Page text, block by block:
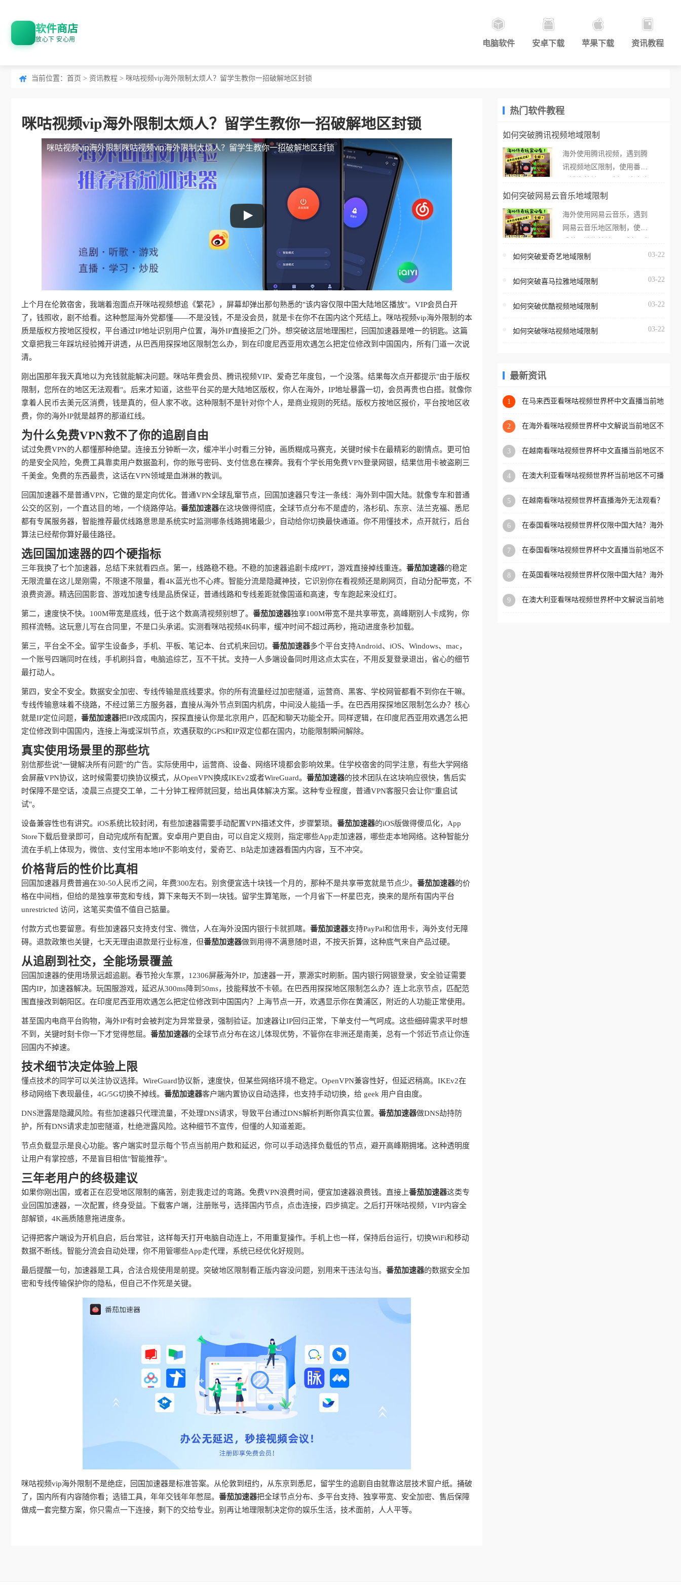
软件商店
放心下 安心用 电脑软件 安卓下载 苹果下载 资讯教程
当前位置： 首页 > 资讯教程 > 咪咕视频vip海外限制太烦人？留学生教你一招破解地区封锁
咪咕视频vip海外限制太烦人？留学生教你一招破解地区封锁
咪咕视频vip海外限制咪咕视频vip海外限制太烦人？留学生教你一招破解地区封锁
上个月在伦敦宿舍，我端着泡面点开咪咕视频想追《繁花》，屏幕却弹出那句熟悉的"该内容仅限中国大陆地区播放"。VIP会员白开
了，钱照收，剧不给看。这种憋屈海外党都懂——不是没钱，不是没会员，就是卡在你不在国内这个死结上。咪咕视频vip海外限制的本
质是版权方按地区授权，平台通过IP地址识别用户位置，海外IP直接拒之门外。想突破这层地理围栏，回国加速器是唯一的钥匙。这篇
文章把我三年踩坑经验摊开讲透，从巴西用探探地区限制怎么办，到在印度尼西亚用欢遇怎么把定位修改到中国国内，所有门道一次说
清。
刚出国那年我天真地以为充钱就能解决问题。咪咕年费会员、腾讯视频VIP、爱奇艺年度包，一个没落。结果每次点开都提示"由于版权
限制，您所在的地区无法观看"。后来才知道，这些平台买的是大陆地区版权，你人在海外，IP地址暴露一切，会员再贵也白搭。就像你
拿着人民币去美元区消费，钱是真的，但人家不收。这种限制不是针对你个人，是商业规则的死结。版权方按地区报价，平台按地区收
费，你的海外IP就是越界的那道红线。
为什么免费VPN救不了你的追剧自由
试过免费VPN的人都懂那种绝望。连接五分钟断一次，缓冲半小时看三分钟，画质糊成马赛克，关键时候卡在最精彩的剧情点。更可怕
的是安全风险，免费工具靠卖用户数据盈利，你的账号密码、支付信息在裸奔。我有个学长用免费VPN登录网银，结果信用卡被盗刷三
千美金。免费的东西最贵，这话在VPN领域是血淋淋的教训。
回国加速器不是普通VPN，它做的是定向优化。普通VPN全球乱窜节点，回国加速器只专注一条线：海外到中国大陆。就像专车和普通
公交的区别，一个直达目的地，一个绕路停站。 番茄加速器在这块做得彻底，全球节点分布不是虚的，洛杉矶、东京、法兰克福、悉尼
都有专属服务器，智能推荐最优线路意思是系统实时监测哪条线路拥堵最少，自动给你切换最快通道。你不用懂技术，点开就行，后台
算法已经帮你算好最佳路径。
选回国加速器的四个硬指标
三年我换了七个加速器，总结下来就看四点。第一，线路稳不稳。不稳的加速器追剧卡成PPT，游戏直接掉线重连。 番茄加速器的稳定
无限流量在这儿是刚需，不限速不限量，看4K蓝光也不心疼。智能分流是隐藏神技，它识别你在看视频还是刷网页，自动分配带宽，不
浪费资源。精选回国影音、游戏加速专线是品质保证，普通线路和专线差距就像国道和高速，专车跑起来没红灯。
第二，速度快不快。100M带宽是底线，低于这个数高清视频别想了。 番茄加速器独享100M带宽不是共享带宽，高峰期别人卡成狗，你
照样流畅。这玩意儿写在合同里，不是口头承诺。实测看咪咕视频4K码率，缓冲时间不超过两秒，拖动进度条秒加载。
第三，平台全不全。留学生设备多，手机、平板、笔记本、台式机来回切。 番茄加速器多个平台支持Android、iOS、Windows、mac，
一个账号四端同时在线，手机刷抖音，电脑追综艺，互不干扰。支持一人多端设备同时用这点太实在，不用反复登录退出，省心的细节
最打动人。
第四，安全不安全。数据安全加密、专线传输是底线要求。你的所有流量经过加密隧道，运营商、黑客、学校网管都看不到你在干嘛。
专线传输意味着不绕路，不经过第三方服务器，直接从海外节点到国内机房，中间没人能插一手。在巴西用探探地区限制怎么办？核心
就是IP定位问题， 番茄加速器把IP改成国内，探探直接认你是北京用户，匹配和聊天功能全开。同样逻辑，在印度尼西亚用欢遇怎么把
定位修改到中国国内，连接上海或深圳节点，欢遇获取的GPS和IP双定位都在国内，功能限制瞬间解除。
真实使用场景里的那些坑
别信那些说"一键解决所有问题"的广告。实际使用中，运营商、设备、网络环境都会影响效果。住学校宿舍的同学注意，有些大学网络
会屏蔽VPN协议，这时候需要切换协议模式，从OpenVPN换成IKEv2或者WireGuard。 番茄加速器的技术团队在这块响应很快，售后实
时保障不是空话，凌晨三点提交工单，二十分钟工程师就回复，给出具体解决方案。这种专业程度，普通VPN客服只会让你"重启试
试"。
设备兼容性也有讲究。iOS系统比较封闭，有些加速器需要手动配置VPN描述文件，步骤繁琐。 番茄加速器的iOS版做得傻瓜化，App
Store下载后登录即可，自动完成所有配置。安卓用户更自由，可以自定义规则，指定哪些App走加速器，哪些走本地网络。这种智能分
流在手机上体现为，微信、支付宝用本地IP不影响支付，爱奇艺、B站走加速器看国内内容，互不冲突。
价格背后的性价比真相
回国加速器月费普遍在30-50人民币之间，年费300左右。别贪便宜选十块钱一个月的，那种不是共享带宽就是节点少。 番茄加速器的价
格在中间档，但给的是独享带宽和专线，算下来每天不到一块钱。留学生算笔账，一个月省下一杯星巴克，换来的是所有国内平台
unrestricted 访问，这笔买卖值不值自己掂量。
付款方式也要留意。有些加速器只支持支付宝、微信，人在海外没国内银行卡就抓瞎。 番茄加速器支持PayPal和信用卡，海外支付无障
碍。退款政策也关键，七天无理由退款是行业标准，但番茄加速器做到用得不满意随时退，不按天折算，这种底气来自产品过硬。
从追剧到社交，全能场景覆盖
回国加速器的使用场景远超追剧。春节抢火车票，12306屏蔽海外IP，加速器一开，票源实时刷新。国内银行网银登录，安全验证需要
国内IP，加速器解决。玩国服游戏，延迟从300ms降到50ms，技能释放不卡顿。在巴西用探探地区限制怎么办？连上北京节点，匹配范
围直接改到朝阳区。在印度尼西亚用欢遇怎么把定位修改到中国国内？上海节点一开，欢遇显示你在黄浦区，附近的人功能正常使用。
甚至国内电商平台购物，海外IP有时会被判定为异常登录，强制验证。加速器让IP回归正常，下单支付一气呵成。这些细碎需求平时想
不到，关键时刻卡你一下才觉得憋屈。 番茄加速器的全球节点分布在这儿体现优势，不管你在非洲还是南美，总有一个邻近节点让你连
回国内不掉速。
技术细节决定体验上限
懂点技术的同学可以关注协议选择。WireGuard协议新，速度快，但某些网络环境不稳定。OpenVPN兼容性好，但延迟稍高。IKEv2在
移动网络下表现最佳，4G/5G切换不掉线。 番茄加速器客户端内置协议自动选择，也支持手动切换，给 geek 用户自由度。
DNS泄露是隐藏风险。有些加速器只代理流量，不处理DNS请求，导致平台通过DNS解析判断你真实位置。 番茄加速器做DNS劫持防
护，所有DNS请求走加密隧道，杜绝泄露风险。这种细节不宣传，但懂的人知道差距。
节点负载显示是良心功能。客户端实时显示每个节点当前用户数和延迟，你可以手动选择负载低的节点，避开高峰期拥堵。这种透明度
让用户有掌控感，不是盲目相信"智能推荐"。
三年老用户的终极建议
如果你刚出国，或者正在忍受地区限制的痛苦，别走我走过的弯路。免费VPN浪费时间，便宜加速器浪费钱。直接上番茄加速器这类专
业回国加速器，一次配置，终身受益。下载客户端，注册账号，选择国内节点，点击连接，四步搞定。之后打开咪咕视频，VIP内容全
部解锁，4K画质随意拖进度条。
记得把客户端设为开机自启，后台常驻，这样每天打开电脑自动连上，不用重复操作。手机上也一样，保持后台运行，切换WiFi和移动
数据不断线。智能分流会自动处理，你不用管哪些App走代理，系统已经优化好规则。
最后提醒一句，加速器是工具，合法合规使用是前提。突破地区限制看正版内容没问题，别用来干违法勾当。 番茄加速器的数据安全加
密和专线传输保护你的隐私，但自己不作死是关键。
咪咕视频vip海外限制不是绝症，回国加速器是标准答案。从伦敦到纽约，从东京到悉尼，留学生的追剧自由就靠这层技术窗户纸。捅破
了，国内所有内容随你看；选错工具，年年交钱年年憋屈。 番茄加速器把全球节点分布、多平台支持、独享带宽、安全加密、售后保障
做成一套完整方案，你只需点一下连接，剩下的交给专业。别再让地理限制决定你的娱乐生活，技术面前，人人平等。
热门软件教程
如何突破腾讯视频地域限制
海外使用腾讯视频，遇到腾
讯视频地区限制，使用番茄
外打开腾讯视频，却突然弹
地区无法播放”的提示语。
海外用户如香港、澳门、台
亚、欧洲等国家和地区时，
台一样，出现地区及版权限
地区播放。 遇到这个问题的
区工作、留学、定居等，都
权限制所困扰。
如何突破网易云音乐地域限制
海外使用网易云音乐，遇到
网易云音乐地区限制，使用
在海外打开网易云音乐，却
所在的地区无法播放”的提示
门、台湾、美国、加拿大、
区时，网易云音乐也会像其
回国加速器，即可解决「海
版权限制」的问题，无论人
国、加拿大、澳大利亚、欧
学、定居等，都可以使用，
扰。
如何突破爱奇艺地域限制 03-22
如何突破喜马拉雅地域限制 03-22
如何突破优酷视频地域限制 03-22
如何突破咪咕视频地域限制 03-22
最新资讯
1
在马来西亚看咪咕视频世界杯中文直播当前地
2
在海外看咪咕视频世界杯中文解说当前地区不
3
在越南看咪咕视频世界杯中文直播当前地区不
4
在澳大利亚看咪咕视频世界杯当前地区不可播
5
在越南看咪咕视频世界杯直播海外无法观看？
6
在泰国看咪咕视频世界杯仅限中国大陆？海外
7
在泰国看咪咕视频世界杯中文直播当前地区不
8
在英国看咪咕视频世界杯仅限中国大陆？海外
9
在澳大利亚看咪咕视频世界杯中文解说当前地